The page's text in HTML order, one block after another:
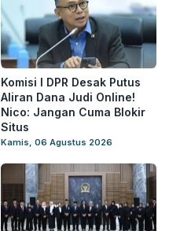
Komisi I DPR Desak Putus
Aliran Dana Judi Online!
Nico: Jangan Cuma Blokir
Situs
Kamis, 06 Agustus 2026